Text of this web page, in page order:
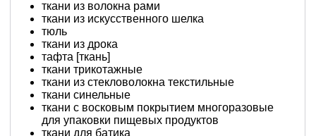
ткани из волокна рами
ткани из искусственного шелка
тюль
ткани из дрока
тафта [ткань]
ткани трикотажные
ткани из стекловолокна текстильные
ткани синельные
ткани с восковым покрытием многоразовые
для упаковки пищевых продуктов
ткани для батика